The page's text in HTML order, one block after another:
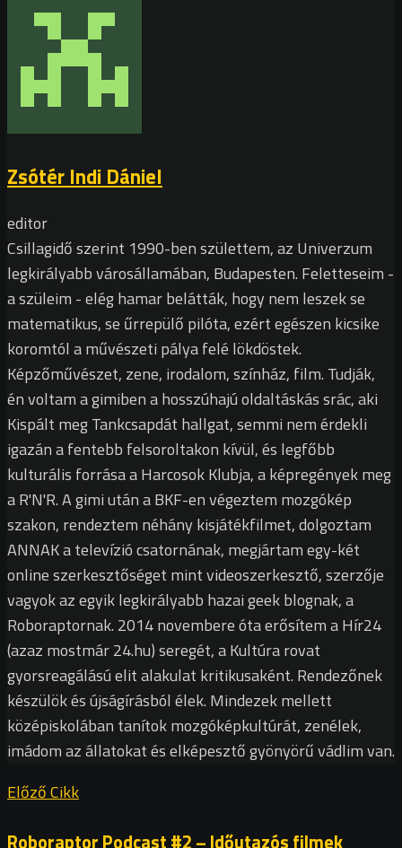
Zsótér Indi Dániel
editor
Csillagidő szerint 1990-ben születtem, az Univerzum
legkirályabb városállamában, Budapesten. Feletteseim -
a szüleim - elég hamar belátták, hogy nem leszek se
matematikus, se űrrepülő pilóta, ezért egészen kicsike
koromtól a művészeti pálya felé lökdöstek.
Képzőművészet, zene, irodalom, színház, film. Tudják,
én voltam a gimiben a hosszúhajú oldaltáskás srác, aki
Kispált meg Tankcsapdát hallgat, semmi nem érdekli
igazán a fentebb felsoroltakon kívül, és legfőbb
kulturális forrása a Harcosok Klubja, a képregények meg
a R'N'R. A gimi után a BKF-en végeztem mozgókép
szakon, rendeztem néhány kisjátékfilmet, dolgoztam
ANNAK a televízió csatornának, megjártam egy-két
online szerkesztőséget mint videoszerkesztő, szerzője
vagyok az egyik legkirályabb hazai geek blognak, a
Roboraptornak. 2014 novembere óta erősítem a Hír24
(azaz mostmár 24.hu) seregét, a Kultúra rovat
gyorsreagálású elit alakulat kritikusaként. Rendezőnek
készülök és újságírásból élek. Mindezek mellett
középiskolában tanítok mozgóképkultúrát, zenélek,
imádom az állatokat és elképesztő gyönyörű vádlim van.
Előző Cikk